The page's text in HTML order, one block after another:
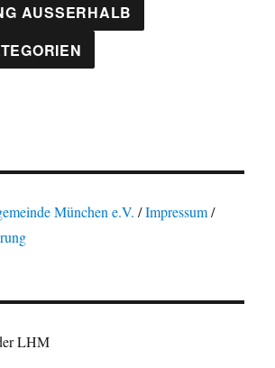
AUSSERHALB
München e.V. /Impressum/